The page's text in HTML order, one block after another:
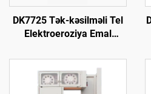
DK7725 Tək-kəsilməli Tel
Elektroeroziya Emal